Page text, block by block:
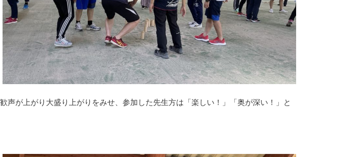
が上がり大盛り上がりをみせ、参加した先生方は「楽しい！」「奥が深い！」と